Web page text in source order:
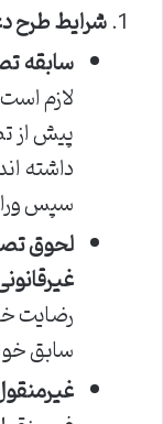
شرایط طرح
سابقه
لازم
پیش از
داشته
سپس
لحوق
رضایت
سابق